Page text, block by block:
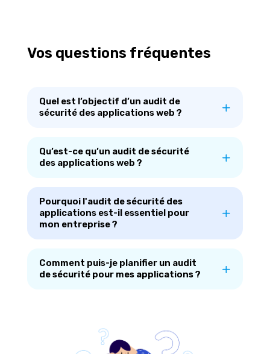
Vos questions fréquentes
Quel est l’objectif d’un audit de
sécurité des applications web ?
Qu’est-ce qu’un audit de sécurité
des applications web ?
Pourquoi l'audit de sécurité des
applications est-il essentiel pour
mon entreprise ?
Comment puis-je planifier un audit
de sécurité pour mes applications ?